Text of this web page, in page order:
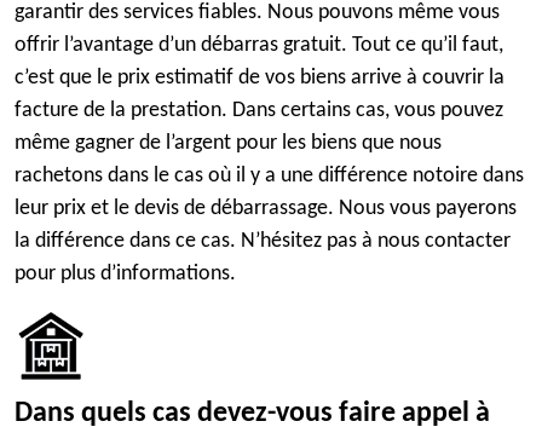
garantir des services fiables. Nous pouvons même vous
offrir l’avantage d’un débarras gratuit. Tout ce qu’il faut,
c’est que le prix estimatif de vos biens arrive à couvrir la
facture de la prestation. Dans certains cas, vous pouvez
même gagner de l’argent pour les biens que nous
rachetons dans le cas où il y a une différence notoire dans
leur prix et le devis de débarrassage. Nous vous payerons
la différence dans ce cas. N’hésitez pas à nous contacter
pour plus d’informations.
Dans quels cas devez-vous faire appel à